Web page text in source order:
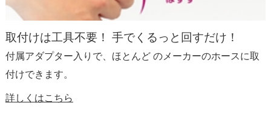
取付けは工具不要！ 手でくるっと回すだけ！
付属アダプター入りで、ほとんど のメーカーのホースに取
付けできます。
詳しくはこちら